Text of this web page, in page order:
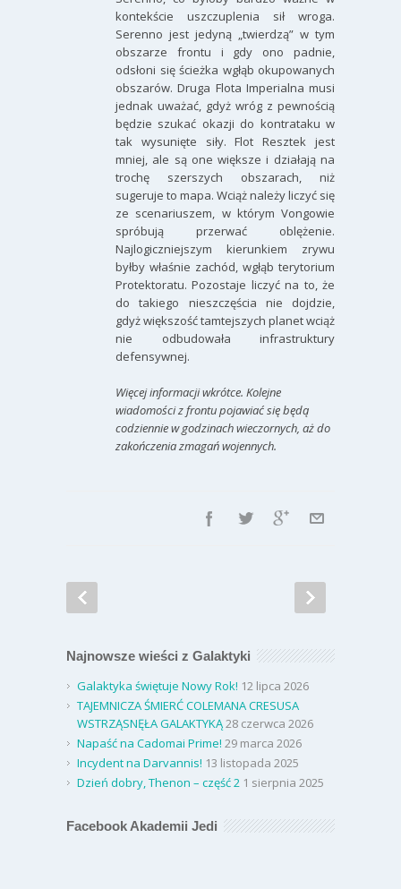
kontekście uszczuplenia sił wroga.
Serenno jest jedyną „twierdzą” w tym
obszarze frontu i gdy ono padnie,
odsłoni się ścieżka wgłąb okupowanych
obszarów. Druga Flota Imperialna musi
jednak uważać, gdyż wróg z pewnością
będzie szukać okazji do kontrataku w
tak wysunięte siły. Flot Resztek jest
mniej, ale są one większe i działają na
trochę szerszych obszarach, niż
sugeruje to mapa. Wciąż należy liczyć się
ze scenariuszem, w którym Vongowie
spróbują przerwać oblężenie.
Najlogiczniejszym kierunkiem zrywu
byłby właśnie zachód, wgłąb terytorium
Protektoratu. Pozostaje liczyć na to, że
do takiego nieszczęścia nie dojdzie,
gdyż większość tamtejszych planet wciąż
nie odbudowała infrastruktury
defensywnej.
Więcej informacji wkrótce. Kolejne
wiadomości z frontu pojawiać się będą
codziennie w godzinach wieczornych, aż do
zakończenia zmagań wojennych.
Najnowsze wieści z Galaktyki
Galaktyka świętuje Nowy Rok! 12 lipca 2026
TAJEMNICZA ŚMIERĆ COLEMANA CRESUSA
WSTRZĄSNĘŁA GALAKTYKĄ28 czerwca 2026
Napaść na Cadomai Prime! 29 marca 2026
Incydent na Darvannis! 13 listopada 2025
Dzień dobry, Thenon – część 2 1 sierpnia 2025
Facebook Akademii Jedi